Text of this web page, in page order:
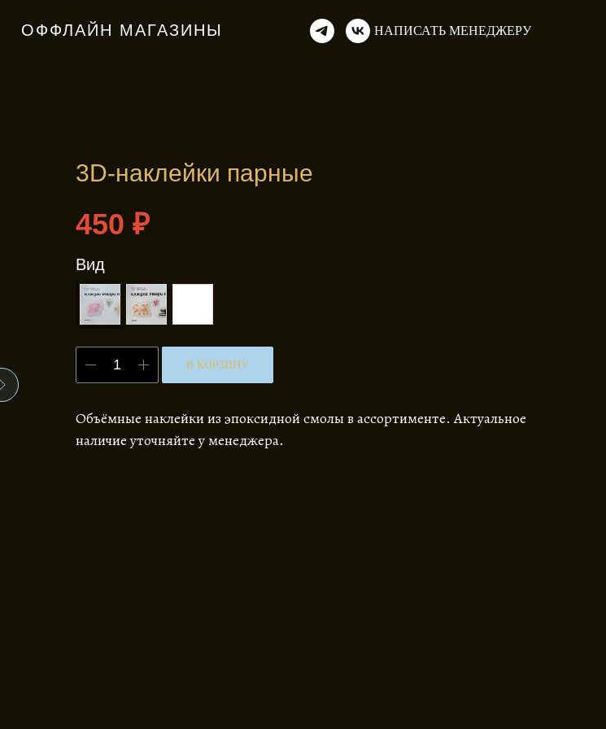
ОФФЛАЙН МАГАЗИНЫ НАПИСАТЬ МЕНЕДЖЕРУ
3D-наклейки парные
450 ₽
Вид
В КОРЗИНУ
Объёмные наклейки из эпоксидной смолы в ассортименте. Актуальное
наличие уточняйте у менеджера.